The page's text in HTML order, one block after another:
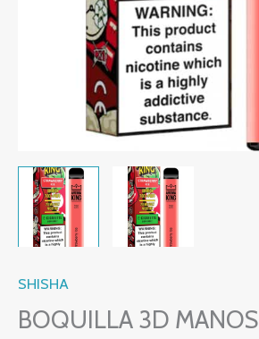
SHISHA
BOQUILLA 3D MANOS